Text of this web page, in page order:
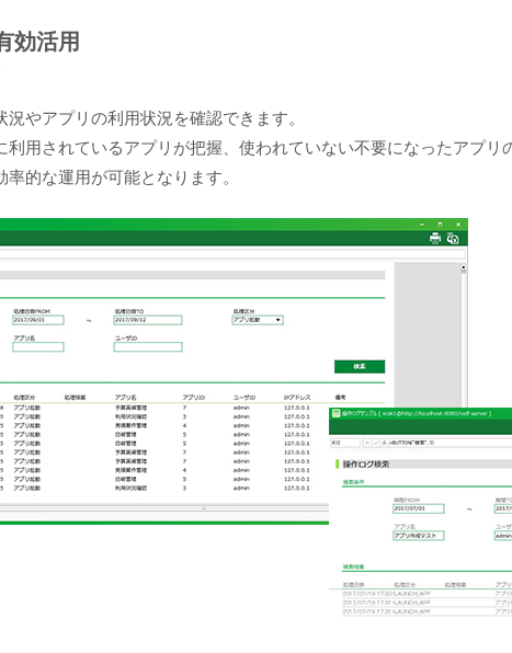
効活用
やアプリの利用状況を確認できます。
利用されているアプリが把握、使われていない不要になったアプ
率的な運用が可能となります。